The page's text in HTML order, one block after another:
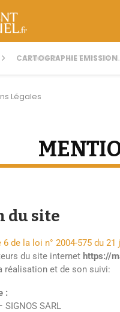
COMMENT METTRE EN
CARTOGRAPHIE EMISSION
Légales
du site
6 de la loi n° 2004-575 du 21
du site internet https://
réalisation et de son suivi:
:
SIGNOS SARL